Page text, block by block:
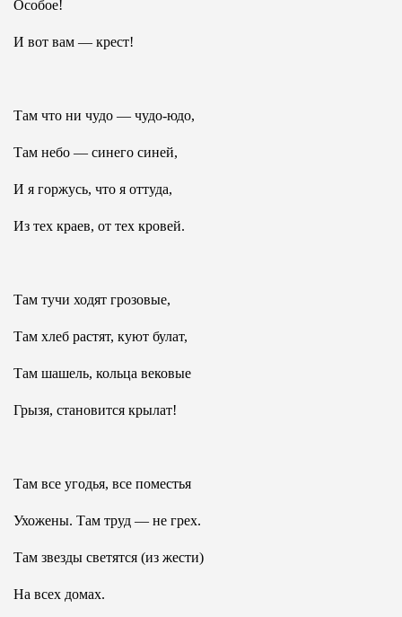
Особое!
И вот вам — крест!
Там что ни чудо — чудо-юдо,
Там небо — синего синей,
И я горжусь, что я оттуда,
Из тех краев, от тех кровей.
Там тучи ходят грозовые,
Там хлеб растят, куют булат,
Там шашель, кольца вековые
Грызя, становится крылат!
Там все угодья, все поместья
Ухожены. Там труд — не грех.
Там звезды светятся (из жести)
На всех домах.